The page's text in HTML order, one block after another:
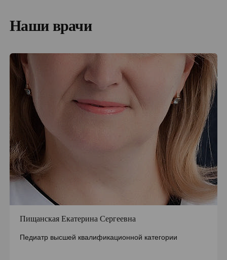
Наши врачи
Пищанская Екатерина Сергеевна
Педиатр высшей квалификационной категории